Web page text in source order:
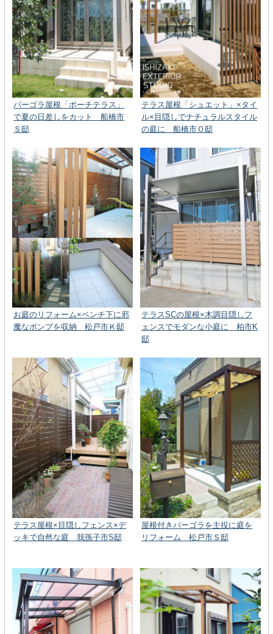
パーゴラ屋根「ポーチテラス」
で夏の日差しをカット 船橋市
Ｓ邸
テラス屋根「シュエット」×タイ
ル×目隠しでナチュラルスタイル
の庭に 船橋市Ｏ邸
お庭のリフォーム×ベンチ下に邪
魔なポンプを収納 松戸市Ｋ邸
テラスSCの屋根×木調目隠しフ
ェンスでモダンな小庭に 柏市K
邸
テラス屋根×目隠しフェンス×デ
ッキで自然な庭 我孫子市S邸
屋根付きパーゴラを主役に庭を
リフォーム 松戸市Ｓ邸